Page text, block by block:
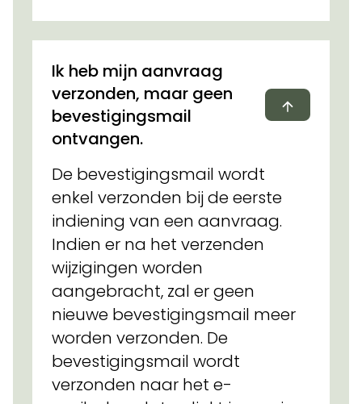
Ik heb mijn aanvraag
verzonden, maar geen
bevestigingsmail
ontvangen.
De bevestigingsmail wordt
enkel verzonden bij de eerste
indiening van een aanvraag.
Indien er na het verzenden
wijzigingen worden
aangebracht, zal er geen
nieuwe bevestigingsmail meer
worden verzonden. De
bevestigingsmail wordt
verzonden naar het e-